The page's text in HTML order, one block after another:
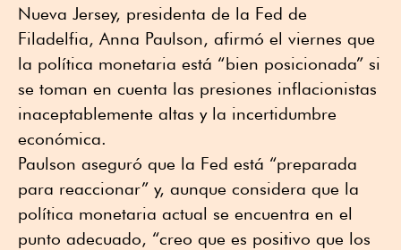
Nueva Jersey, presidenta de la Fed de
Filadelfia, Anna Paulson, afirmó el viernes que
la política monetaria está “bien posicionada” si
se toman en cuenta las presiones inflacionistas
inaceptablemente altas y la incertidumbre
económica.
Paulson aseguró que la Fed está “preparada
para reaccionar” y, aunque considera que la
política monetaria actual se encuentra en el
punto adecuado, “creo que es positivo que los